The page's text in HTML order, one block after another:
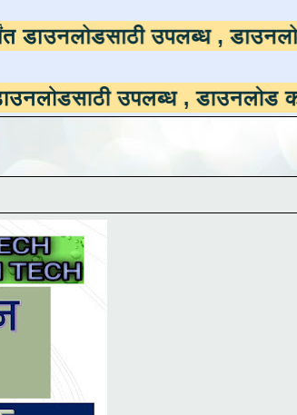
२०२२ पर्यंत डाउनलोडसाठी
उपलब्ध ,डाउनलोड करण्यासाठी